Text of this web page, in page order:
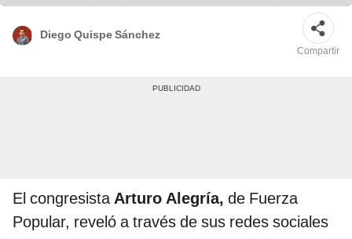
composición La República
Diego Quispe Sánchez
Compartir
El congresistaArturo Alegría, de Fuerza
Popular, reveló a través de sus redes sociales